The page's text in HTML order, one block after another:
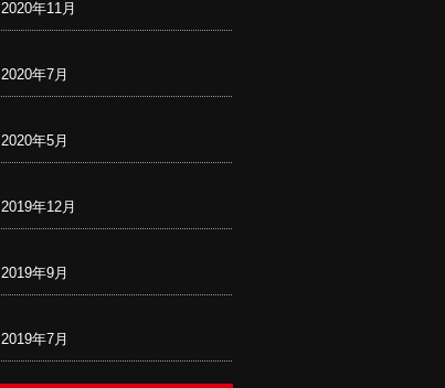
2020年11月
2020年7月
2020年5月
2019年12月
2019年9月
2019年7月